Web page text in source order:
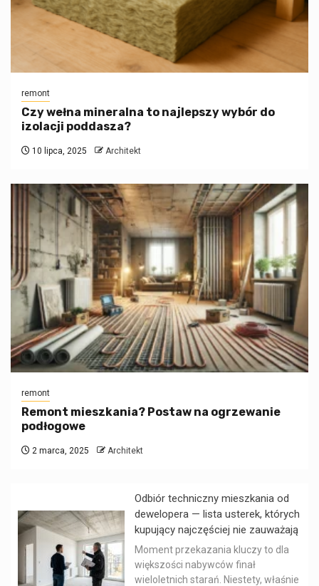
remont
Czy wełna mineralna to najlepszy wybór do
izolacji poddasza?
10 lipca, 2025 Architekt
remont
Remont mieszkania? Postaw na ogrzewanie
podłogowe
2 marca, 2025 Architekt
Odbiór techniczny mieszkania od
dewelopera — lista usterek, których
kupujący najczęściej nie zauważają
Moment przekazania kluczy to dla
większości nabywców finał
wieloletnich starań. Niestety, właśnie